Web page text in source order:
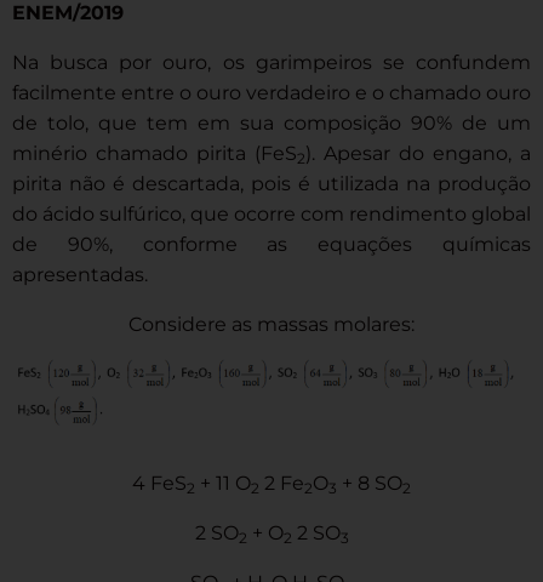
ENEM/2019
Na busca por ouro, os garimpeiros se confundem
facilmente entre o ouro verdadeiro e o chamado ouro
de tolo, que tem em sua composição 90% de um
minério chamado pirita (FeS2). Apesar do engano, a
pirita não é descartada, pois é utilizada na produção
do ácido sulfúrico, que ocorre com rendimento global
de 90%, conforme as equações químicas
apresentadas.
Considere as massas molares:
4 FeS2 + 11 O2 2 Fe2O3 + 8 SO2
2 SO2 + O2 2 SO3